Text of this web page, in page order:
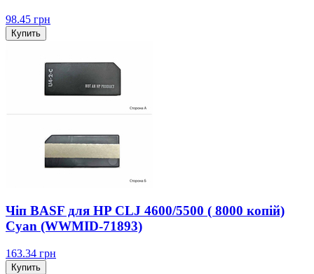
98.45 грн
Купить
Чіп BASF для HP CLJ 4600/5500 ( 8000 копій)
Cyan (WWMID-71893)
163.34 грн
Купить